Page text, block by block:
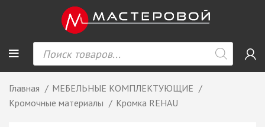
Главная
МЕБЕЛЬНЫЕ КОМПЛЕКТУЮЩИЕ
Кромочные материалы
Кромка REHAU